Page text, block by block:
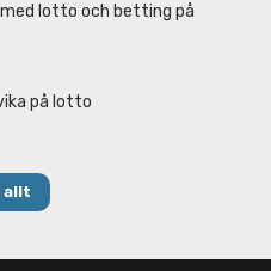
lotto och betting på
på lotto
allt